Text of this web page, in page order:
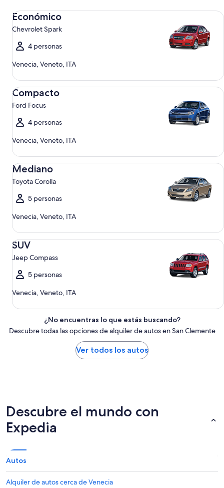
Económico
Chevrolet Spark
4 personas
Venecia, Veneto, ITA
Económico Chevrolet Spark
Compacto
Ford Focus
4 personas
Venecia, Veneto, ITA
Compacto Ford Focus
Mediano
Toyota Corolla
5 personas
Venecia, Veneto, ITA
Mediano Toyota Corolla
SUV
Jeep Compass
5 personas
Venecia, Veneto, ITA
SUV Jeep Compass
¿No encuentras lo que estás buscando?
Descubre todas las opciones de alquiler de autos en San Clemente
Ver todos los autos
Descubre el mundo con
Expedia
Autos
Alquiler de autos cerca de Venecia